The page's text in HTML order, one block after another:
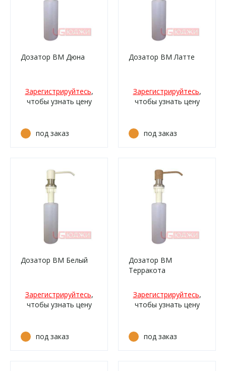
Дозатор ВМ Дюна
Зарегистрируйтесь,
чтобы узнать цену
под заказ
Дозатор ВМ Латте
Зарегистрируйтесь,
чтобы узнать цену
под заказ
Дозатор ВМ Белый
Зарегистрируйтесь,
чтобы узнать цену
под заказ
Дозатор ВМ
Терракота
Зарегистрируйтесь,
чтобы узнать цену
под заказ